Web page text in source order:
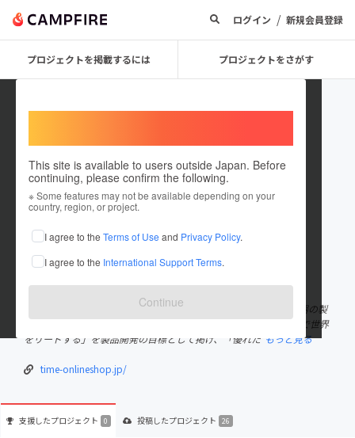
ログイン / 新規会員登録
プロジェクトを掲載するには プロジェクトをさがす
This site is available to users outside Japan. Before
continuing, please confirm the following.
※ Some features may not be available depending on your
country, region, or project.
I agree to the Terms of Use and Privacy Policy.
I agree to the International Support Terms.
Continue
Time Technology Japan
これまでに26件のプロジェクトを投稿しています
在住国：日本 現在地：東京都
出身国：日本 出身地：東京都
タイムテクノロジージャパン株式会社は精密測定機器及び試験機器の製
造・販売するハイテク製造会社です。 「ファーストクラスの品質で世界
をリードする」を製品開発の目標として掲げ、「優れた もっと見る
time-onlineshop.jp/
支援したプロジェクト 0 投稿したプロジェクト 26